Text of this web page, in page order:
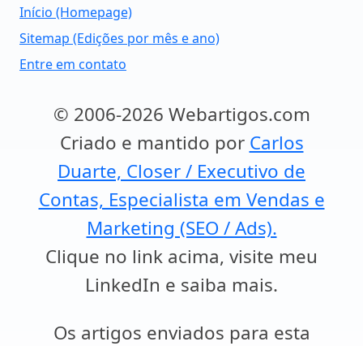
Início (Homepage)
Sitemap (Edições por mês e ano)
Entre em contato
© 2006-2026 Webartigos.com
Criado e mantido por Carlos
Duarte, Closer / Executivo de
Contas, Especialista em Vendas e
Marketing (SEO / Ads).
Clique no link acima, visite meu
LinkedIn e saiba mais.
Os artigos enviados para esta